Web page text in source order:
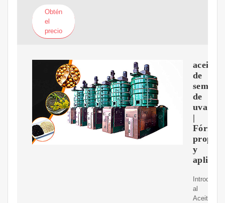
Obtén
el
precio
aceite
de
semilla
de
uva
|
y
al
Aceite